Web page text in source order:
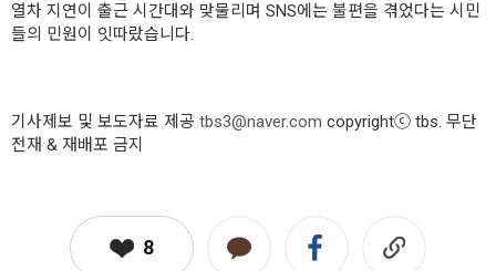
열차 지연이 출근 시간대와 맞물리며 SNS에는 불편을 겪었다는 시민
들의 민원이 잇따랐습니다.
기사제보 및 보도자료 제공 tbs3@naver.com copyrightⓒ tbs. 무단
전재 & 재배포 금지
8